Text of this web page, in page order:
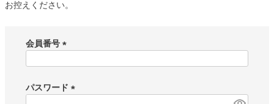
お控えください。
会員番号
須
)
パスワード